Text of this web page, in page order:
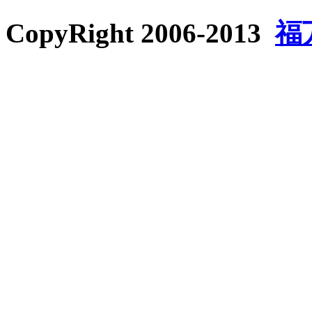
CopyRight 2006-2013福